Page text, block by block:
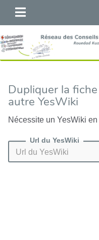
Dupliquer la
autre YesWiki
Nécessite un YesWiki
Url du YesWiki